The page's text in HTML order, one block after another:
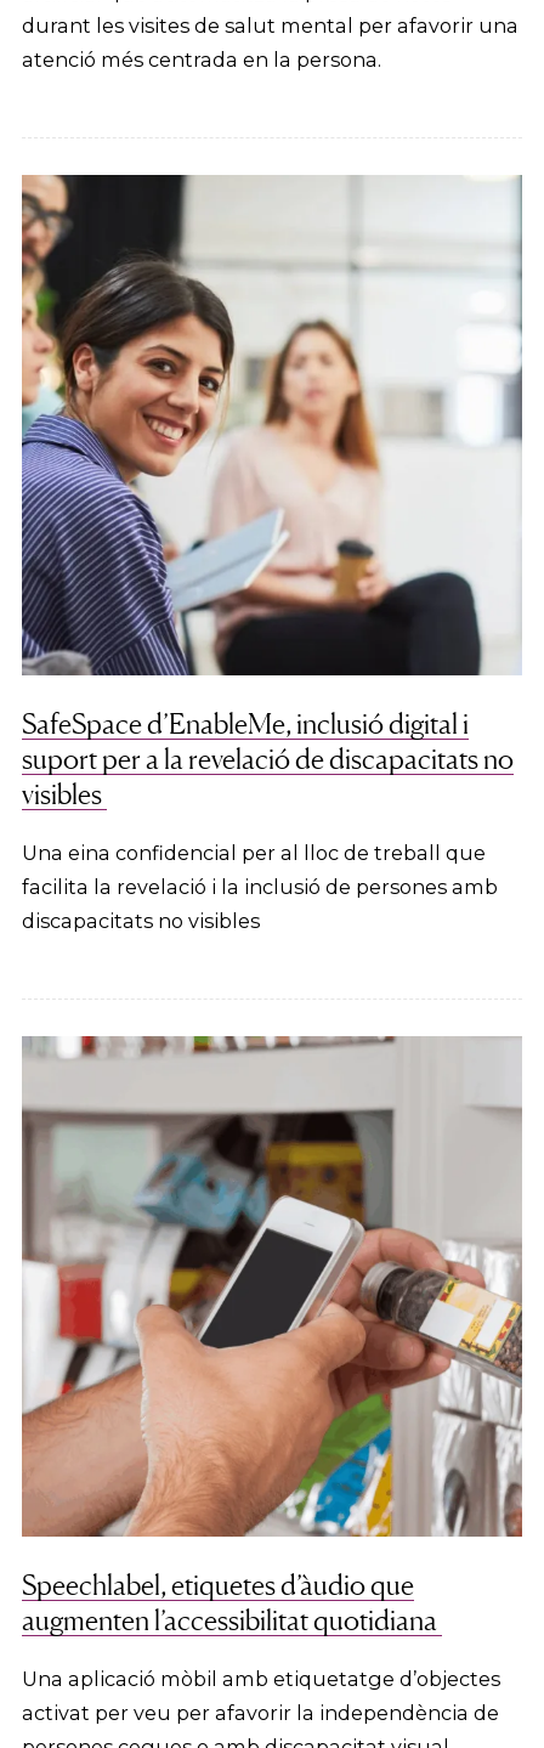
durant les visites de salut mental per afavorir una
atenció més centrada en la persona.
SafeSpace d’EnableMe, inclusió digital i
suport per a la revelació de discapacitats no
visibles
Una eina confidencial per al lloc de treball que
facilita la revelació i la inclusió de persones amb
discapacitats no visibles
Speechlabel, etiquetes d’àudio que
augmenten l’accessibilitat quotidiana
Una aplicació mòbil amb etiquetatge d’objectes
activat per veu per afavorir la independència de